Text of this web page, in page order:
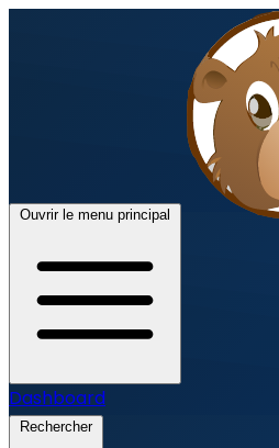
Ouvrir le menu principal
Dashboard
Rechercher